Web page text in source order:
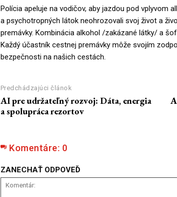
Polícia apeluje na vodičov, aby jazdou pod vplyvom
a psychotropných látok neohrozovali svoj život a
premávky. Kombinácia alkohol /zakázané látky/ a
Každý účastník cestnej premávky môže svojím
bezpečnosti na našich cestách.
Predchádzajúci článok
AI pre udržateľný rozvoj: Dáta, energia
a spolupráca rezortov
Komentáre: 0
ZANECHAŤ ODPOVEĎ